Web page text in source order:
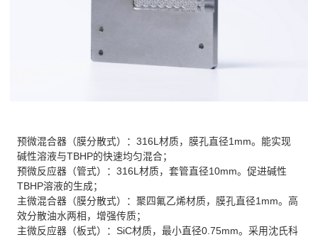
预微混合器（膜分散式）：316L材质，膜孔直径1mm。能实现
碱性溶液与TBHP的快速均匀混合；
预微反应器（管式）：316L材质，套管直径10mm。促进碱性
TBHP溶液的生成；
主微混合器（膜分散式）：聚四氟乙烯材质，膜孔直径1mm。高
效分散油水两相，增强传质；
主微反应器（板式）：SiC材质，最小直径0.75mm。采用沈氏科